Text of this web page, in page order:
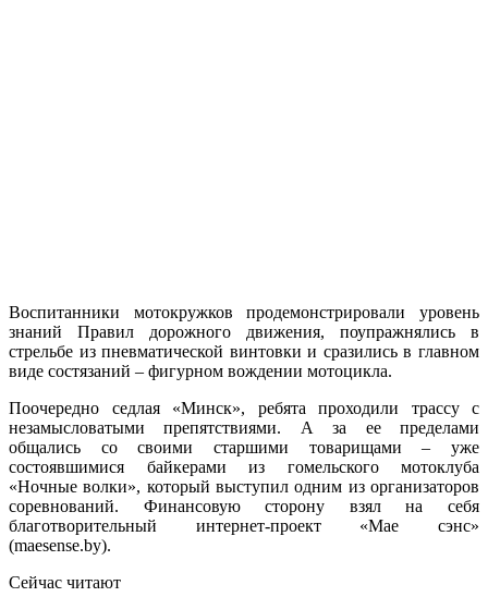
Воспитанники мотокружков продемонстрировали уровень
знаний Правил дорожного движения, поупражнялись в
стрельбе из пневматической винтовки и сразились в главном
виде состязаний – фигурном вождении мотоцикла.
Поочередно седлая «Минск», ребята проходили трассу с
незамысловатыми препятствиями. А за ее пределами
общались со своими старшими товарищами – уже
состоявшимися байкерами из гомельского мотоклуба
«Ночные волки», который выступил одним из организаторов
соревнований. Финансовую сторону взял на себя
благотворительный интернет-проект «Мае сэнс»
(maesense.by).
Сейчас читают